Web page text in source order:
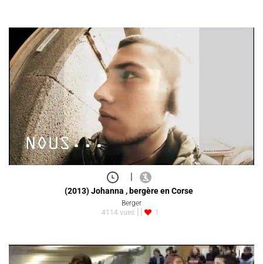
|
(2013) Johanna , bergère en Corse
Berger
4114 vues
1